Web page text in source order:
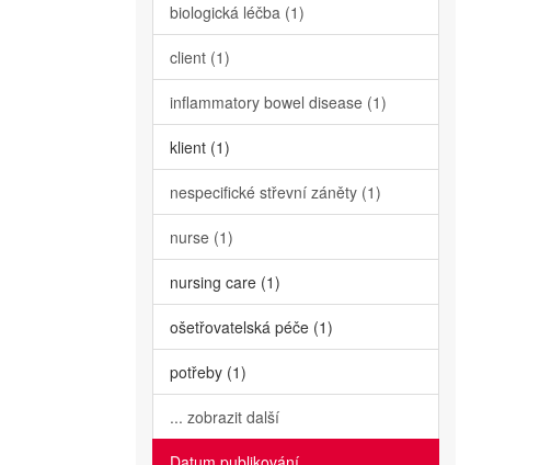
biologická léčba (1)
client (1)
inflammatory bowel disease (1)
klient (1)
nespecifické střevní záněty (1)
nurse (1)
nursing care (1)
ošetřovatelská péče (1)
potřeby (1)
... zobrazit další